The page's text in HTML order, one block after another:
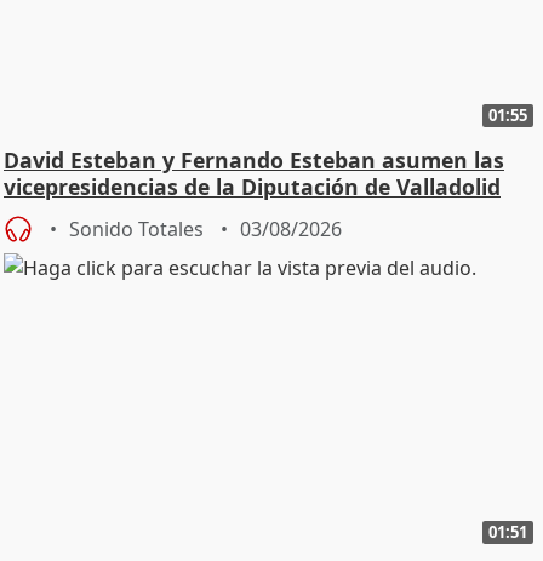
01:55
David Esteban y Fernando Esteban asumen las
vicepresidencias de la Diputación de Valladolid
Sonido Totales 03/08/2026
01:51